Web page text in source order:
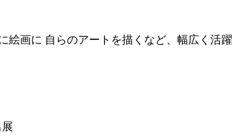
画に 自らのアートを描くなど、幅広く活躍
展